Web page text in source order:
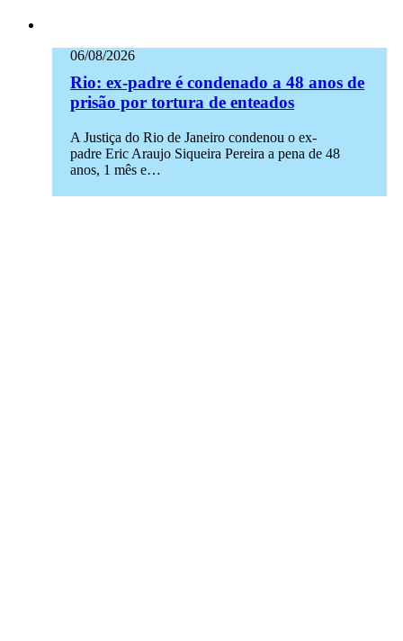
06/08/2026
Rio: ex-padre é condenado a 48 anos de
prisão por tortura de enteados
A Justiça do Rio de Janeiro condenou o ex-
padre Eric Araujo Siqueira Pereira a pena de 48
anos, 1 mês e…